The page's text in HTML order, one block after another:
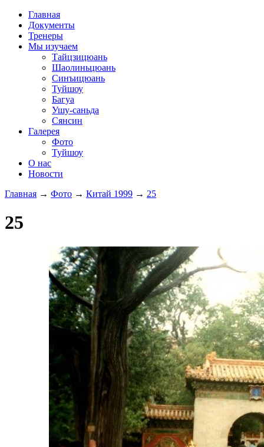
Главная
Документы
Тренеры
Мы изучаем
Тайцзицюань
Шаолиньцюань
Синъицюань
Туйшоу
Багуа
Ушу-саньда
Сянсин
Галерея
Фото
Туйшоу
О нас
Новости
Главная → Фото → Китай 1999 → 25
25